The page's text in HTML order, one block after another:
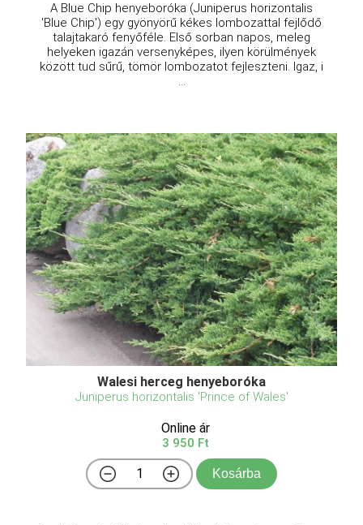
A Blue Chip henyeboróka (Juniperus horizontalis
'Blue Chip') egy gyönyörű kékes lombozattal fejlődő
talajtakaró fenyőféle. Első sorban napos, meleg
helyeken igazán versenyképes, ilyen körülmények
között tud sűrű, tömör lombozatot fejleszteni. Igaz, i
...
Walesi herceg henyeboróka
Juniperus horizontalis 'Prince of Wales'
Online ár
3 950 Ft
Kosárba